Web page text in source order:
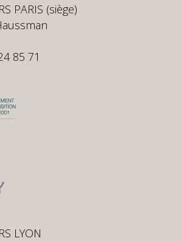
PARIS (siège)
85 71
LYON